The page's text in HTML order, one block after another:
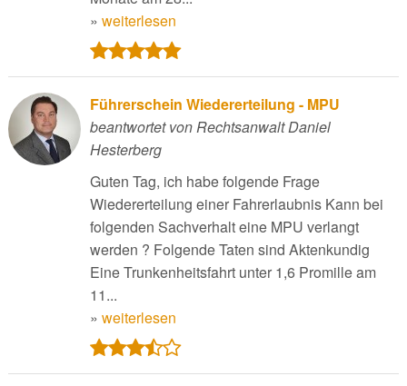
» weiterlesen
Führerschein Wiedererteilung - MPU
beantwortet von Rechtsanwalt Daniel
Hesterberg
Guten Tag, ich habe folgende Frage
Wiedererteilung einer Fahrerlaubnis Kann bei
folgenden Sachverhalt eine MPU verlangt
werden ? Folgende Taten sind Aktenkundig
Eine Trunkenheitsfahrt unter 1,6 Promille am
11...
» weiterlesen